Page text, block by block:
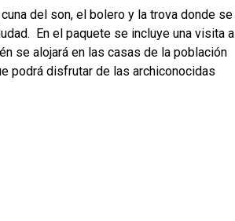
del son, el bolero y la trova donde se
En el paquete se incluye una visita a
se alojará en las casas de la población
podrá disfrutar de las archiconocidas